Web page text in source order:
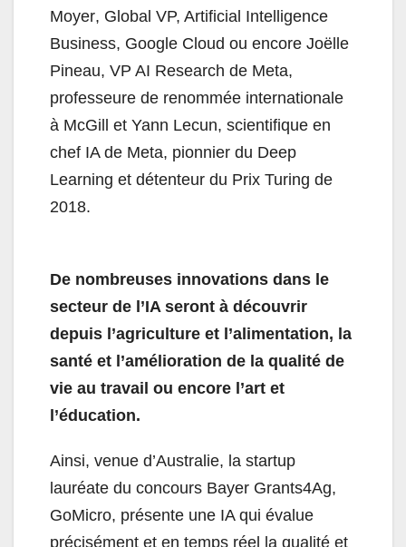
Moyer, Global VP, Artificial Intelligence
Business, Google Cloud ou encore Joëlle
Pineau, VP AI Research de Meta,
professeure de renommée internationale
à McGill et Yann Lecun, scientifique en
chef IA de Meta, pionnier du Deep
Learning et détenteur du Prix Turing de
2018.
De nombreuses innovations dans le
secteur de l’IA seront à découvrir
depuis l’agriculture et l’alimentation, la
santé et l’amélioration de la qualité de
vie au travail ou encore l’art et
l’éducation.
Ainsi, venue d’Australie, la startup
lauréate du concours Bayer Grants4Ag,
GoMicro, présente une IA qui évalue
précisément et en temps réel la qualité et